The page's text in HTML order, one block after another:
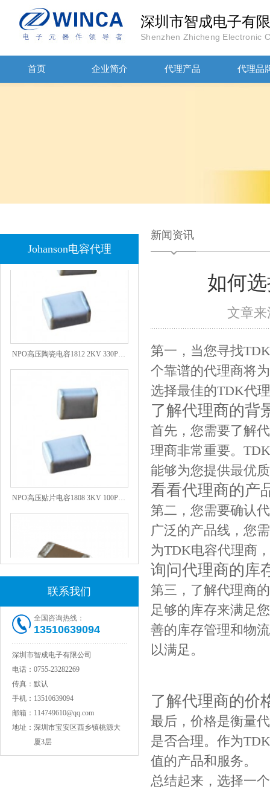
深圳市智成电子有
Shenzhen Zhicheng Electronic
首页 企业简介 代理产品 代理品
Johanson电容代理
1808 Y2 1NF安规贴片电容Johanson品牌
联系我们
全国咨询热线：
13510639094
深圳市智成电子有限公司
电话： 0755-23282269
传真： 默认
手机： 13510639094
邮箱： 114749610@qq.com
地址： 深圳市宝安区西乡镇桃源大
厦3层
新闻资讯
如何
文章
第一，当您寻找
个靠谱的代理商将
选择最佳的TDK代
了解代理商的背
首先，您需要了解
理商非常重要。
能够为您提供最优
看看代理商的产
第二，您需要确认
广泛的产品线，您
为TDK电容代理商
询问代理商的库
第三，了解代理商
足够的库存来满足
善的库存管理和物
以满足。
了解代理商的价
最后，价格是衡量
是否合理。作为
值的产品和服务。
总结起来，选择一